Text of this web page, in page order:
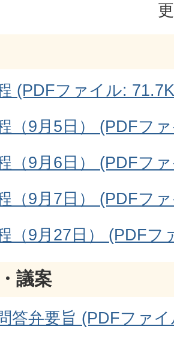
(PDFファイル:
（9月5日） (PDFフ
（9月6日） (PDFフ
（9月7日） (PDFフ
（9月27日） (PDFフ
議案
答弁要旨 (PDFファ